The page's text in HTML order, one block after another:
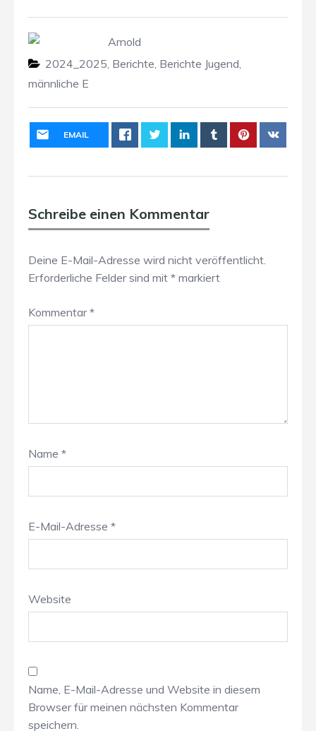
Arnold
2024_2025, Berichte, Berichte Jugend,
männliche E
EMAIL
Schreibe einen Kommentar
Deine E-Mail-Adresse wird nicht veröffentlicht.
Erforderliche Felder sind mit * markiert
Kommentar*
Name *
E-Mail-Adresse *
Website
Name, E-Mail-Adresse und Website in diesem
Browser für meinen nächsten Kommentar
speichern.